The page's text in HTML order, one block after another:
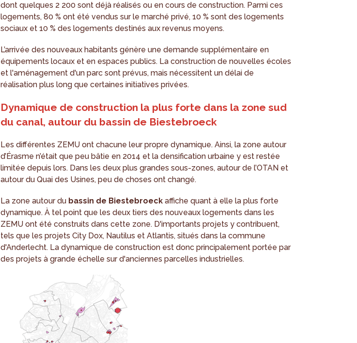
dont quelques 2 200 sont déjà réalisés ou en cours de construction. Parmi ces
logements, 80 % ont été vendus sur le marché privé, 10 % sont des logements
sociaux et 10 % des logements destinés aux revenus moyens.
L’arrivée des nouveaux habitants génère une demande supplémentaire en
équipements locaux et en espaces publics. La construction de nouvelles écoles
et l'aménagement d'un parc sont prévus, mais nécessitent un délai de
réalisation plus long que certaines initiatives privées.
Dynamique de construction la plus forte dans la zone sud
du canal, autour du bassin de Biestebroeck
Les différentes ZEMU ont chacune leur propre dynamique. Ainsi, la zone autour
d’Érasme n’était que peu bâtie en 2014 et la densification urbaine y est restée
limitée depuis lors. Dans les deux plus grandes sous-zones, autour de l’OTAN et
autour du Quai des Usines, peu de choses ont changé.
La zone autour du bassin de Biestebroeck affiche quant à elle la plus forte
dynamique. À tel point que les deux tiers des nouveaux logements dans les
ZEMU ont été construits dans cette zone. D'importants projets y contribuent,
tels que les projets City Dox, Nautilus et Atlantis, situés dans la commune
d'Anderlecht. La dynamique de construction est donc principalement portée par
des projets à grande échelle sur d'anciennes parcelles industrielles.